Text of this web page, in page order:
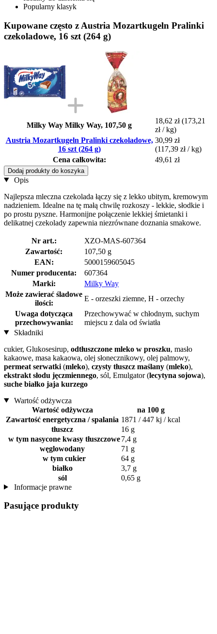
Popularny klasyk
Kupowane często z Austria Mozartkugeln Pralinki
czekoladowe, 16 szt (264 g)
Milky Way Milky Way, 107,50 g
18,62 zł (173,21
zł / kg)
Austria Mozartkugeln Pralinki czekoladowe,
16 szt (264 g)
30,99 zł
(117,39 zł / kg)
Cena całkowita:
49,61 zł
Dodaj produkty do koszyka
Opis
Najlepsza mleczna czekolada łączy się z lekko ubitym, kremowym
nadzieniem. Idealne na tę małą chwilę rozkoszy - lekkie, słodkie i
po prostu pyszne. Harmonijne połączenie lekkiej śmietanki i
delikatnej czekolady zapewnia niezrównane doznania smakowe.
Nr art.:
XZO-MAS-607364
Zawartość:
107,50 g
EAN:
5000159605045
Numer producenta:
607364
Marki:
Milky Way
Może zawierać śladowe
ilości:
E - orzeszki ziemne, H - orzechy
Uwaga dotycząca
przechowywania:
Przechowywać w chłodnym, suchym
miejscu z dala od światła
Składniki
cukier, Glukosesirup, odtłuszczone mleko w proszku, masło
kakaowe, masa kakaowa, olej słonecznikowy, olej palmowy,
permeat serwatki (mleko), czysty tłuszcz maślany (mleko),
ekstrakt słodu jęczmiennego, sól, Emulgator (lecytyna sojowa),
suche białko jaja kurzego
Wartość odżywcza
Wartość odżywcza
na 100 g
Zawartość energetyczna / spalania 1871 / 447 kj / kcal
tłuszcz
16 g
w tym nasycone kwasy tłuszczowe7,4 g
węglowodany
71 g
w tym cukier
64 g
białko
3,7 g
sól
0,65 g
Informacje prawne
Pasujące produkty